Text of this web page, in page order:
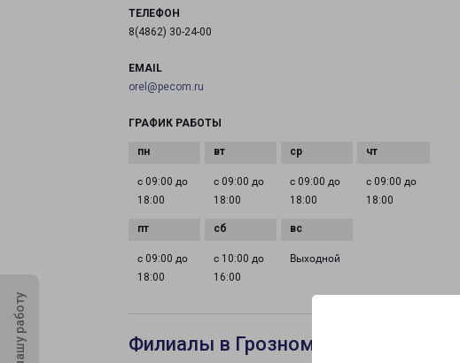
ТЕЛЕФОН
8(4862) 30-24-00
EMAIL
orel@pecom.ru
ГРАФИК РАБОТЫ
с 09:00 до
18:00
с 09:00 до
18:00
с 09:00 до
18:00
с 09:00 до
18:00
с 09:00 до
18:00
с 10:00 до
16:00
Выходной
Филиалы в Грозном